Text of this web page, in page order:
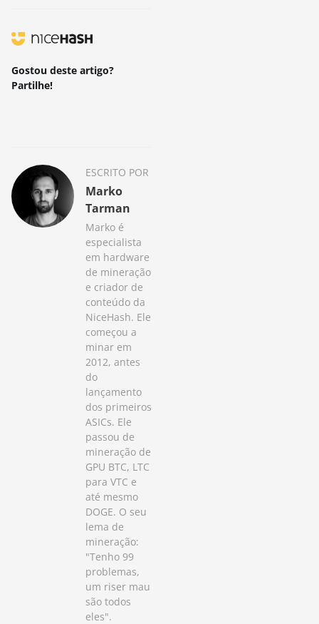
Gostou deste artigo?
Partilhe!
ESCRITO POR
Marko
Tarman
Marko é
especialista
em hardware
de mineração
e criador de
conteúdo da
NiceHash. Ele
começou a
minar em
2012, antes
do
lançamento
dos primeiros
ASICs. Ele
passou de
mineração de
GPU BTC, LTC
para VTC e
até mesmo
DOGE. O seu
lema de
mineração:
"Tenho 99
problemas,
um riser mau
são todos
eles".